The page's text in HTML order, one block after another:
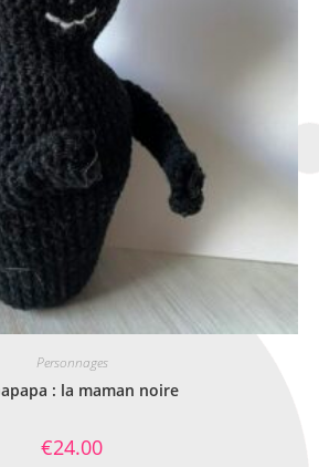
Personnages
: la maman noire
€24.00